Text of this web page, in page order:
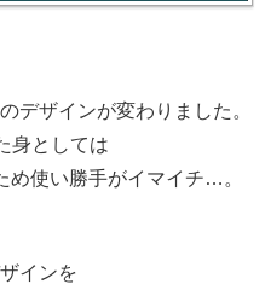
デザインが変わりました。
身としては
め使い勝手がイマイチ…。
インを